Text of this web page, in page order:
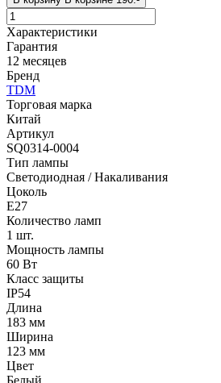
Характеристики
Гарантия
12 месяцев
Бренд
TDM
Торговая марка
Китай
Артикул
SQ0314-0004
Тип лампы
Светодиодная / Накаливания
Цоколь
E27
Количество ламп
1 шт.
Мощность лампы
60 Вт
Класс защиты
IP54
Длина
183 мм
Ширина
123 мм
Цвет
Белый